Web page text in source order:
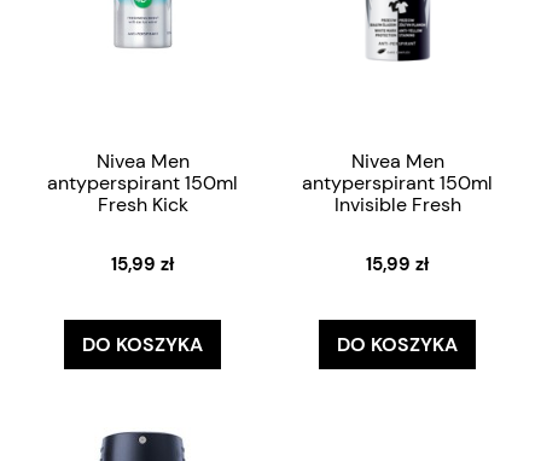
Nivea Men
antyperspirant 150ml
Fresh Kick
15,99 zł
DO KOSZYKA
Nivea Men
antyperspirant 150ml
Invisible Fresh
15,99 zł
DO KOSZYKA